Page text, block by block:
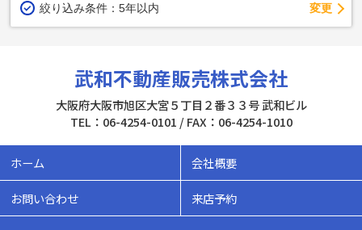
絞り込み条件： 5年以内 変更
武和不動産販売株式会社
大阪府大阪市旭区大宮５丁目２番３３号 武和ビル
TEL：06-4254-0101 / FAX：06-4254-1010
ホーム 会社概要
お問い合わせ 来店予約